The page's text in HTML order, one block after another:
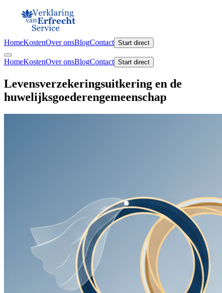
HomeKostenOver onsBlogContact Start direct
HomeKostenOver onsBlogContact Start direct
Levensverzekeringsuitkering en de
huwelijksgoederengemeenschap